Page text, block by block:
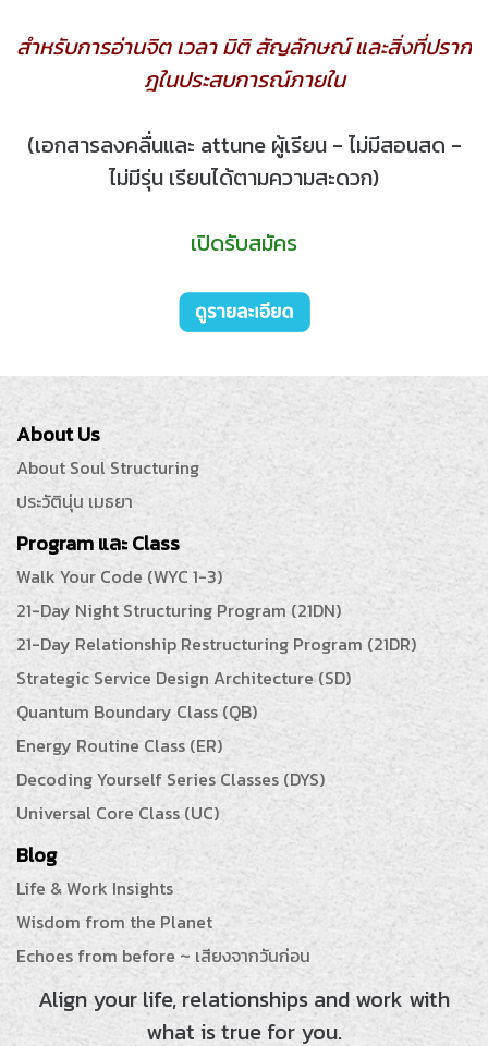
สำหรับการอ่านจิต เวลา มิติ สัญลักษณ์ และสิ่งที่ปราก
ฎในประสบการณ์ภายใน
(เอกสารลงคลื่นและ attune ผู้เรียน - ไม่มีสอนสด -
ไม่มีรุ่น เรียนได้ตามความสะดวก)
เปิดรับสมัคร
About Us
About Soul Structuring
ประวัตินุ่น เมธยา
Program และ Class
Walk Your Code (WYC 1-3)
21-Day Night Structuring Program (21DN)
21-Day Relationship Restructuring Program (21DR)
Strategic Service Design Architecture (SD)
Quantum Boundary Class (QB)
Energy Routine Class (ER)
Decoding Yourself Series Classes (DYS)
Universal Core Class (UC)
Blog
Life & Work Insights
Wisdom from the Planet
Echoes from before ~ เสียงจากวันก่อน
Align your life, relationships and work with
what is true for you.